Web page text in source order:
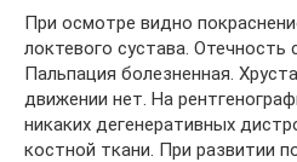
При осмотре видно
локтевого сустава.
Пальпация болезненная.
движении нет. На
никаких дегенеративных
костной ткани. При развитии